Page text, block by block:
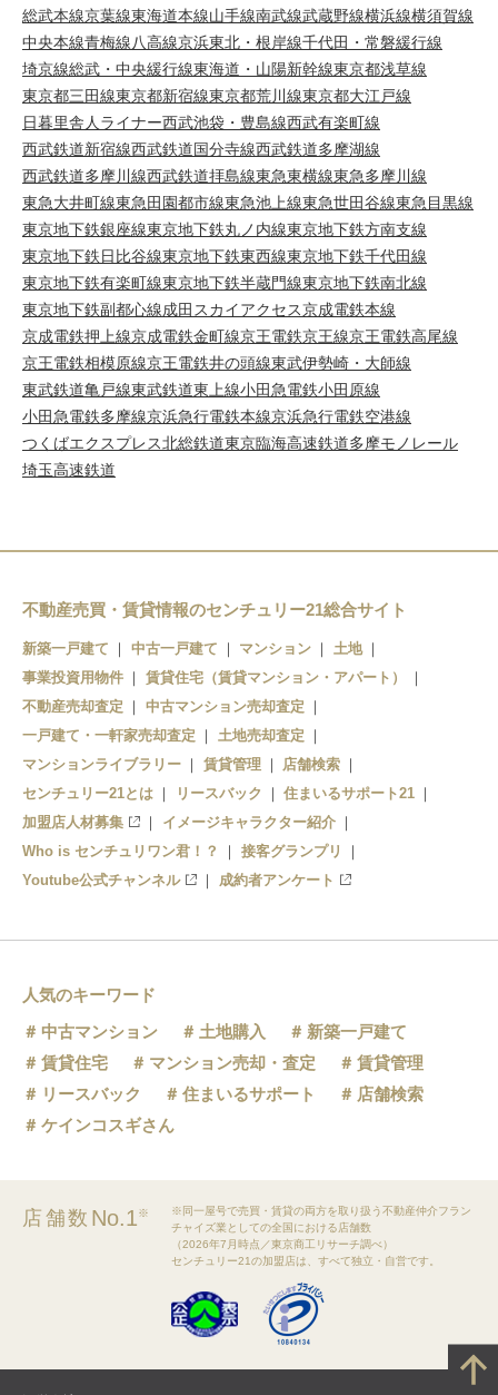
総武本線京葉線東海道本線山手線南武線武蔵野線横浜線横須賀線
中央本線青梅線八高線京浜東北・根岸線千代田・常磐緩行線
埼京線総武・中央緩行線東海道・山陽新幹線東京都浅草線
東京都三田線東京都新宿線東京都荒川線東京都大江戸線
日暮里舎人ライナー西武池袋・豊島線西武有楽町線
西武鉄道新宿線西武鉄道国分寺線西武鉄道多摩湖線
西武鉄道多摩川線西武鉄道拝島線東急東横線東急多摩川線
東急大井町線東急田園都市線東急池上線東急世田谷線東急目黒線
東京地下鉄銀座線東京地下鉄丸ノ内線東京地下鉄方南支線
東京地下鉄日比谷線東京地下鉄東西線東京地下鉄千代田線
東京地下鉄有楽町線東京地下鉄半蔵門線東京地下鉄南北線
東京地下鉄副都心線成田スカイアクセス京成電鉄本線
京成電鉄押上線京成電鉄金町線京王電鉄京王線京王電鉄高尾線
京王電鉄相模原線京王電鉄井の頭線東武伊勢崎・大師線
東武鉄道亀戸線東武鉄道東上線小田急電鉄小田原線
小田急電鉄多摩線京浜急行電鉄本線京浜急行電鉄空港線
つくばエクスプレス北総鉄道東京臨海高速鉄道多摩モノレール
埼玉高速鉄道
不動産売買・賃貸情報のセンチュリー21総合サイト
新築一戸建て 中古一戸建て マンション
土地
事業投資用物件
賃貸住宅（賃貸マンション・アパート）
不動産売却査定
中古マンション売却査定
一戸建て・一軒家売却査定
土地売却査定
マンションライブラリー
賃貸管理
店舗検索
センチュリー21とは
リースバック
住まいるサポート21
加盟店人材募集
イメージキャラクター紹介
Who is センチュリワン君！？
接客グランプリ
Youtube公式チャンネル
成約者アンケート
人気のキーワード
中古マンション
土地購入
新築一戸建て
賃貸住宅
マンション売却・査定
賃貸管理
リースバック
住まいるサポート
店舗検索
ケインコスギさん
店舗数 No.1※
※同一屋号で売買・賃貸の両方を取り扱う不動産仲介フラン
チャイズ業としての全国における店舗数
（2026年7月時点／東京商工リサーチ調べ）
センチュリー21の加盟店は、すべて独立・自営です。